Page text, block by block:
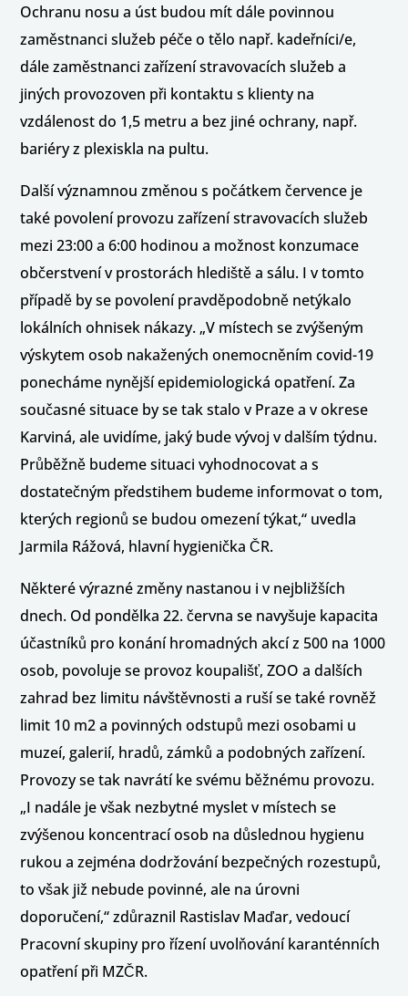
Ochranu nosu a úst budou mít dále povinnou
zaměstnanci služeb péče o tělo např. kadeřníci/e,
dále zaměstnanci zařízení stravovacích služeb a
jiných provozoven při kontaktu s klienty na
vzdálenost do 1,5 metru a bez jiné ochrany, např.
bariéry z plexiskla na pultu.
Další významnou změnou s počátkem července je
také povolení provozu zařízení stravovacích služeb
mezi 23:00 a 6:00 hodinou a možnost konzumace
občerstvení v prostorách hlediště a sálu. I v tomto
případě by se povolení pravděpodobně netýkalo
lokálních ohnisek nákazy. „V místech se zvýšeným
výskytem osob nakažených onemocněním covid-19
ponecháme nynější epidemiologická opatření. Za
současné situace by se tak stalo v Praze a v okrese
Karviná, ale uvidíme, jaký bude vývoj v dalším týdnu.
Průběžně budeme situaci vyhodnocovat a s
dostatečným předstihem budeme informovat o tom,
kterých regionů se budou omezení týkat,“ uvedla
Jarmila Rážová, hlavní hygienička ČR.
Některé výrazné změny nastanou i v nejbližších
dnech. Od pondělka 22. června se navyšuje kapacita
účastníků pro konání hromadných akcí z 500 na 1000
osob, povoluje se provoz koupališť, ZOO a dalších
zahrad bez limitu návštěvnosti a ruší se také rovněž
limit 10 m2 a povinných odstupů mezi osobami u
muzeí, galerií, hradů, zámků a podobných zařízení.
Provozy se tak navrátí ke svému běžnému provozu.
„I nadále je však nezbytné myslet v místech se
zvýšenou koncentrací osob na důslednou hygienu
rukou a zejména dodržování bezpečných rozestupů,
to však již nebude povinné, ale na úrovni
doporučení,“ zdůraznil Rastislav Maďar, vedoucí
Pracovní skupiny pro řízení uvolňování karanténních
opatření při MZČR.